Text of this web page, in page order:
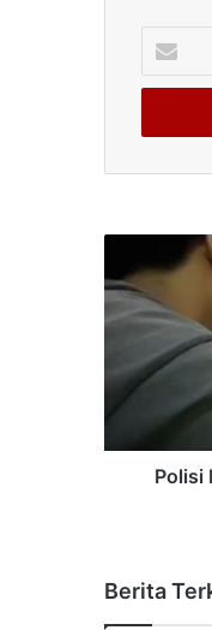
your
Email
Polisi
Berita